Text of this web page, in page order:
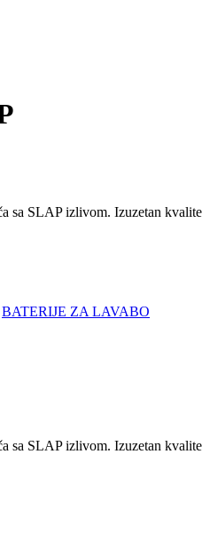
sa SLAP izlivom. Izuzetan
BATERIJE ZA LAVABO
sa SLAP izlivom. Izuzetan